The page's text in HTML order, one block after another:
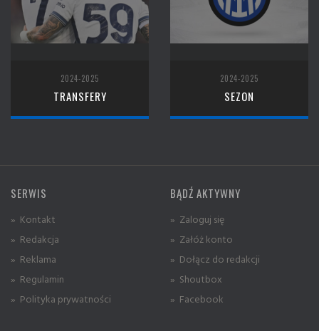
2024-2025
TRANSFERY
2024-2025
SEZON
SERWIS
» Kontakt
» Redakcja
» Reklama
» Regulamin
» Polityka prywatności
BĄDŹ AKTYWNY
» Zaloguj się
» Załóż konto
» Dołącz do redakcji
» Shoutbox
» Facebook